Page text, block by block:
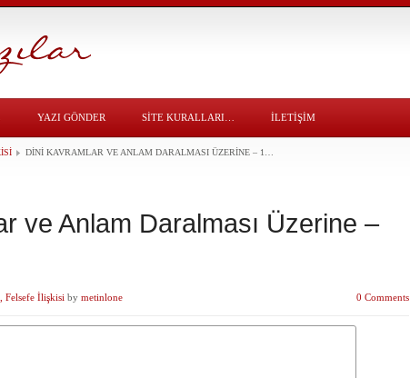
YAZI GÖNDER SITE KURALLARI… İLETİŞİM
DINI KAVRAMLAR VE ANLAM DARALMASI ÜZERINE – 1…
ve Anlam Daralması Üzerine –
Felsefe İlişkisi by metinlone 0 Comments